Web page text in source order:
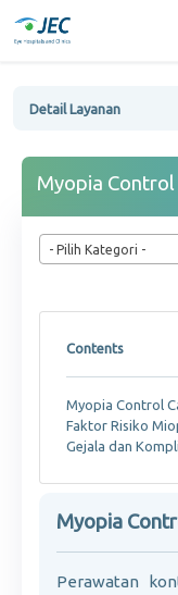
Detail Layanan
Myopia Control
- Pilih Kategori -
Contents
Myopia Control
Faktor Risiko
Gejala dan
Myopia
Perawatan